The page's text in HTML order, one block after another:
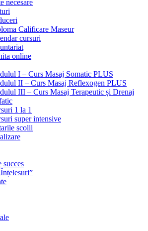
necesare
Calificare Maseur
cursuri
online
I – Curs Masaj Somatic PLUS
II – Curs Masaj Reflexogen PLUS
III – Curs Masaj Terapeutic și Drenaj
1 la 1
super intensive
scolii
succes